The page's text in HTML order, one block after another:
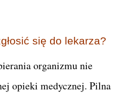
się do lekarza?
organizmu nie
opieki medycznej. Pilna